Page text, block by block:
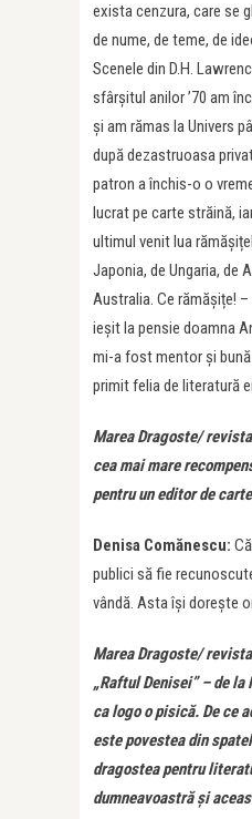
exista cenzura, care se
de nume, de teme, de
Scenele din D.H.
sfârșitul anilor ’70 am
și am rămas la Univers
după dezastruoasa
patron a închis-o o
lucrat pe carte străină,
ultimul venit lua
Japonia, de Ungaria, de
Australia. Ce rămășițe!
ieșit la pensie doamna
mi-a fost mentor și
primit felia de literatură
Marea Dragoste/
cea mai mare
pentru un editor de
Denisa Comănescu:
publici să fie
vândă. Asta își dorește
Marea Dragoste/
„Raftul Denisei” – de
ca logo o pisică. De ce
este povestea din
dragostea pentru
dumneavoastră și